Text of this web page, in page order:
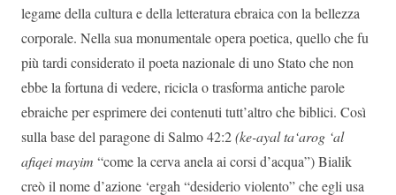
legame della cultura e della letteratura ebraica con la bellezza
corporale. Nella sua monumentale opera poetica, quello che fu
più tardi considerato il poeta nazionale di uno Stato che non
ebbe la fortuna di vedere, ricicla o trasforma antiche parole
ebraiche per esprimere dei contenuti tutt’altro che biblici. Così
sulla base del paragone di Salmo 42:2(ke-ayal ta‘arog ‘al
afiqei mayim “come la cerva anela ai corsi d’acqua”) Bialik
creò il nome d’azione ‘ergah “desiderio violento” che egli usa